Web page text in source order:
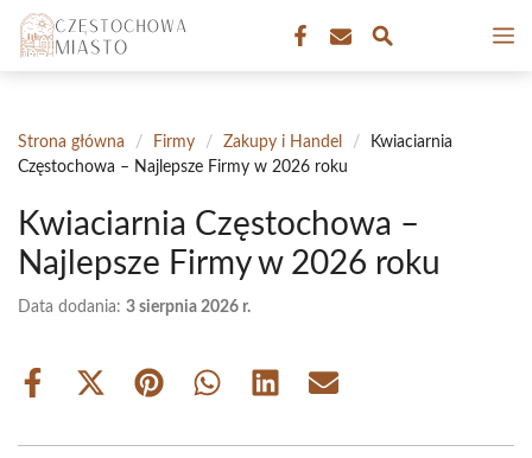
Przejdź
treści
Strona główna / Firmy / Zakupy i Handel /
Kwiaciarnia
Częstochowa – Najlepsze Firmy w 2026 roku
Kwiaciarnia Częstochowa –
Najlepsze Firmy w 2026 roku
Data dodania: 3 sierpnia 2026 r.
Share
Share
(Twitter)
Share Share Share Share